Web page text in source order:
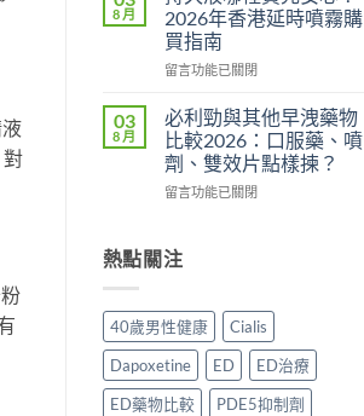
用？
2026
香
港
家
實
測
評
價〉
分
析
2026：
常
副
作
用、
安
全
方
正
貨
購
買
指
港
邊
度
買
貨？
2026
年
購
買
＋
完
整
指
南〉
中
8 月
2026年香港延時噴霧購
買指南
在
久
液
哪
裡
買
心？
香
港
延
時
噴
留言功能已關閉
03
8 月
必利勁與其他早洩藥物
比較2026：口服藥、噴
劑、雙效片點樣揀？
在
勁
與
他
早
洩
藥
物
留言功能已關閉
熱點關注
40歲男性健康
Cialis
Dapoxetine
ED
ED治療
ED藥物比較
PDE5抑制劑